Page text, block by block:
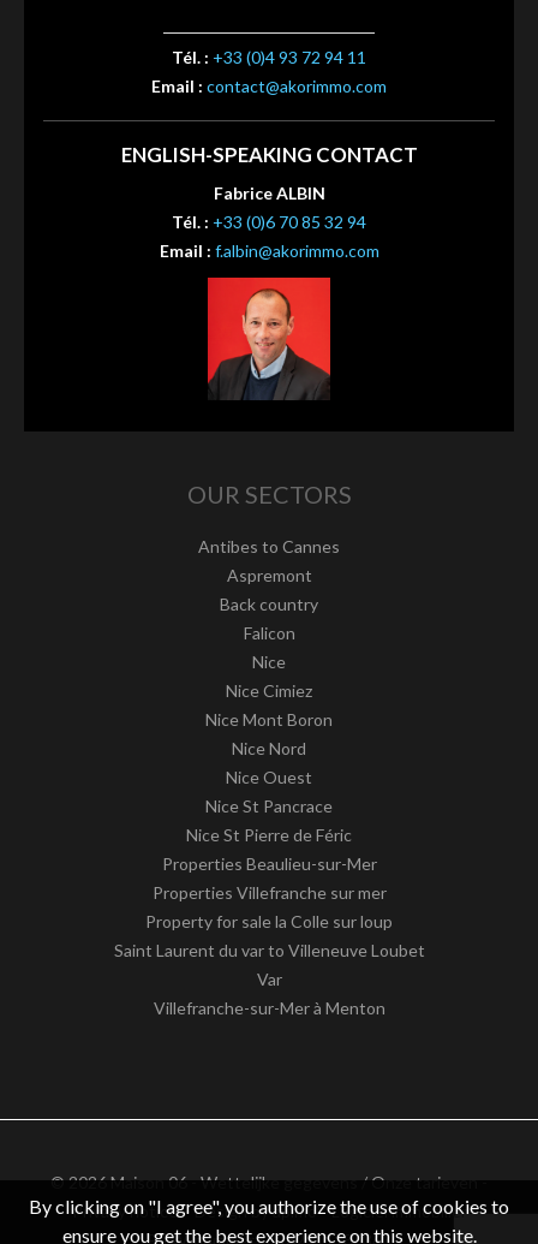
Tél. : +33 (0)4 93 72 94 11
Email : contact@akorimmo.com
ENGLISH-SPEAKING CONTACT
Fabrice ALBIN
Tél. : +33 (0)6 70 85 32 94
Email : f.albin@akorimmo.com
OUR SECTORS
Antibes to Cannes
Aspremont
Back country
Falicon
Nice
Nice Cimiez
Nice Mont Boron
Nice Nord
Nice Ouest
Nice St Pancrace
Nice St Pierre de Féric
Properties Beaulieu-sur-Mer
Properties Villefranche sur mer
Property for sale la Colle sur loup
Saint Laurent du var to Villeneuve Loubet
Var
Villefranche-sur-Mer à Menton
© 2026 Maison 06 -Wettelijke gegevens / Onze tarieven-
Privacy notice– Design byapimo™ Logiciel immobilier
BTW-nummer : FR62511186363
By clicking on "I agree", you authorize the use of cookies to
ensure you get the best experience on this website.